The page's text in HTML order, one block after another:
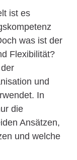
ist es
was ist der
Flexibilität?
und
In
die
Ansätzen,
und welche